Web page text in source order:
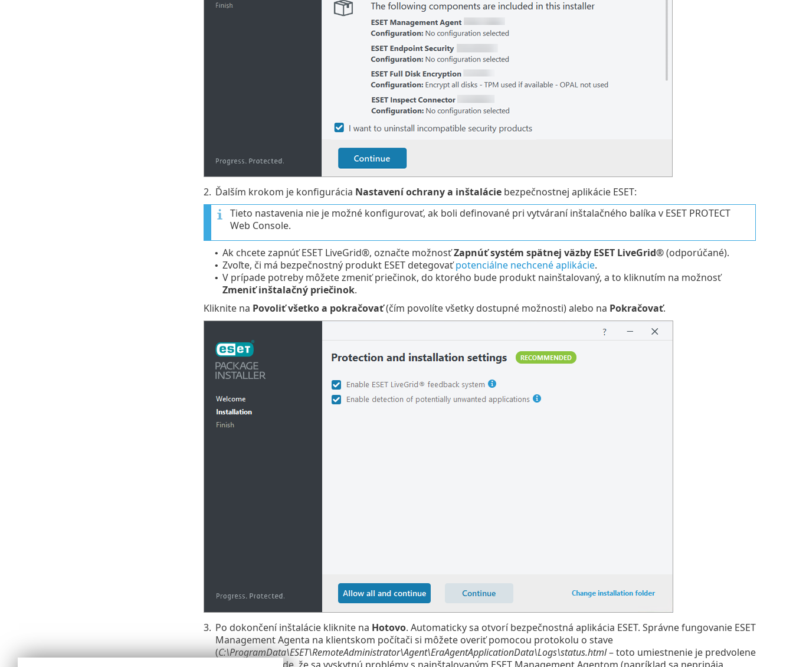
2. Ďalším krokom je konfigurácia Nastavení ochrany a inštaláciebezpečnostnej aplikácie ESET:
Tieto nastavenia nie je možné konfigurovať, ak boli definované pri vytváraní inštalačného balíka v ESET PROTECT
Web Console.
• Ak chcete zapnúť ESET LiveGrid®, označte možnosťZapnúť systém spätnej väzby ESET LiveGrid®(odporúčané).
• Zvoľte, či má bezpečnostný produkt ESET detegovaťpotenciálne nechcené aplikácie.
• V prípade potreby môžete zmeniť priečinok, do ktorého bude produkt nainštalovaný, a to kliknutím na možnosť
Zmeniť inštalačný priečinok.
Kliknite na Povoliť všetko a pokračovať(čím povolíte všetky dostupné možnosti) alebo na Pokračovať.
3. Po dokončení inštalácie kliknite na Hotovo. Automaticky sa otvorí bezpečnostná aplikácia ESET. Správne fungovanie ESET
Management Agenta na klientskom počítači si môžete overiť pomocou protokolu o stave
(C:\ProgramData\ESET\RemoteAdministrator\Agent\EraAgentApplicationData\Logs\status.html– toto umiestnenie je predvolene